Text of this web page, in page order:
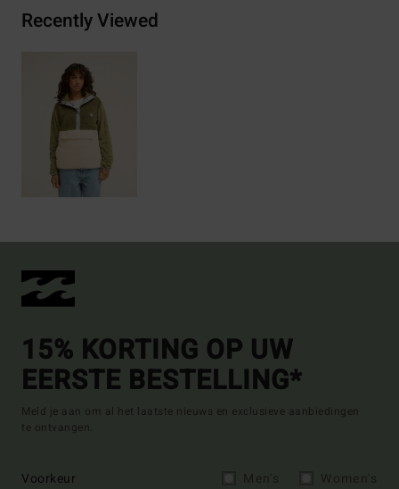
Recently Viewed
15% KORTING OP UW
EERSTE BESTELLING*
Meld je aan om al het laatste nieuws en exclusieve aanbiedingen
te ontvangen.
Voorkeur